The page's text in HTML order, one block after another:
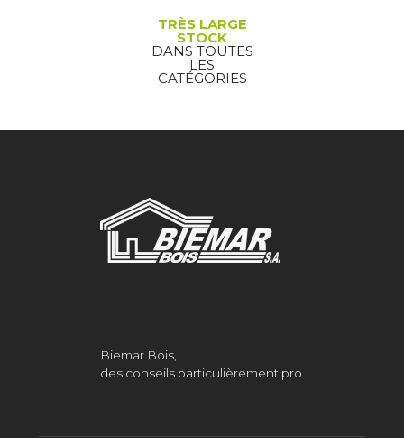
TRÈS LARGE
STOCK
DANS TOUTES
LES
CATÉGORIES
Biemar Bois,
des conseils particulièrement pro.